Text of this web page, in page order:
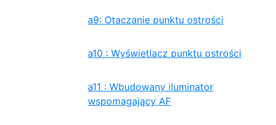
a9: Otaczanie punktu ostrości
a10 : Wyświetlacz punktu ostrości
a11 : Wbudowany iluminator
wspomagający AF